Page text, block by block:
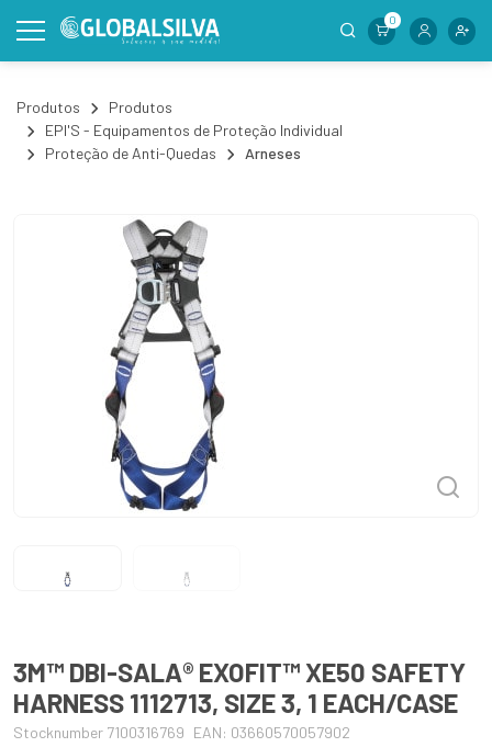
0
Produtos
Produtos
EPI'S - Equipamentos de Proteção Individual
Proteção de Anti-Quedas
Arneses
3M™ DBI-SALA® EXOFIT™ XE50 SAFETY
HARNESS 1112713, SIZE 3, 1 EACH/CASE
Stocknumber 7100316769 EAN: 03660570057902